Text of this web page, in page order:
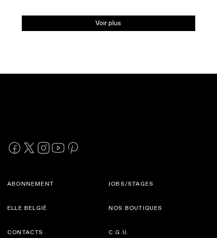
Voir plus
ABONNEMENT
ELLE BELGIË
JOBS/STAGES
NOS BOUTIQUES
CONTACTS C.G.U.